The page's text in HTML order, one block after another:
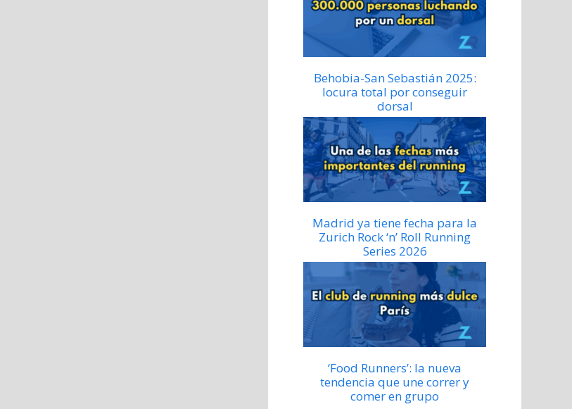
Behobia-San Sebastián 2025:
locura total por conseguir
dorsal
Madrid ya tiene fecha para la
Zurich Rock ‘n’ Roll Running
Series 2026
‘Food Runners’: la nueva
tendencia que une correr y
comer en grupo